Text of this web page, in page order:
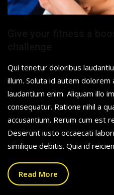
Qui tenetur doloribus
illum. Soluta id autem dolorem
laudantium enim. Aliquam illo
consequatur. Ratione nihil a
accusantium. Rerum cum est
Deserunt iusto occaecati
similique debitis. Quia id
Read More